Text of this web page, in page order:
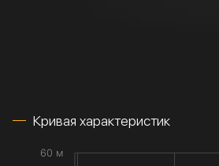
Кривая характеристик
60 м